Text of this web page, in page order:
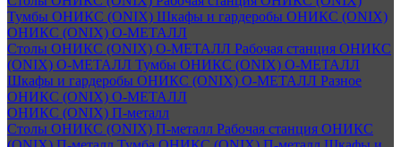
Тумбы ОНИКС (ONIX) Шкафы и гардеробы ОНИКС (ONIX)
ОНИКС (ONIX) O-МЕТАЛЛ
Столы ОНИКС (ONIX) O-МЕТАЛЛ Рабочая станция ОНИКС
(ONIX) O-МЕТАЛЛ Тумбы ОНИКС (ONIX) O-МЕТАЛЛ
Шкафы и гардеробы ОНИКС (ONIX) O-МЕТАЛЛ Разное
ОНИКС (ONIX) O-МЕТАЛЛ
ОНИКС (ONIX) П-металл
Столы ОНИКС (ONIX) П-металл Рабочая станция ОНИКС